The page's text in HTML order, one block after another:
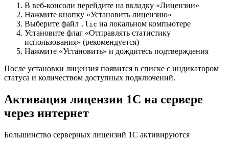
В веб-консоли перейдите на вкладку «Лицензии»
Нажмите кнопку «Установить лицензию»
Выберите файл .lic на локальном компьютере
Установите флаг «Отправлять статистику
использования» (рекомендуется)
Нажмите «Установить» и дождитесь подтверждения
После установки лицензия появится в списке с индикатором
статуса и количеством доступных подключений.
Активация лицензии 1С на сервере
через интернет
Большинство серверных лицензий 1С активируются